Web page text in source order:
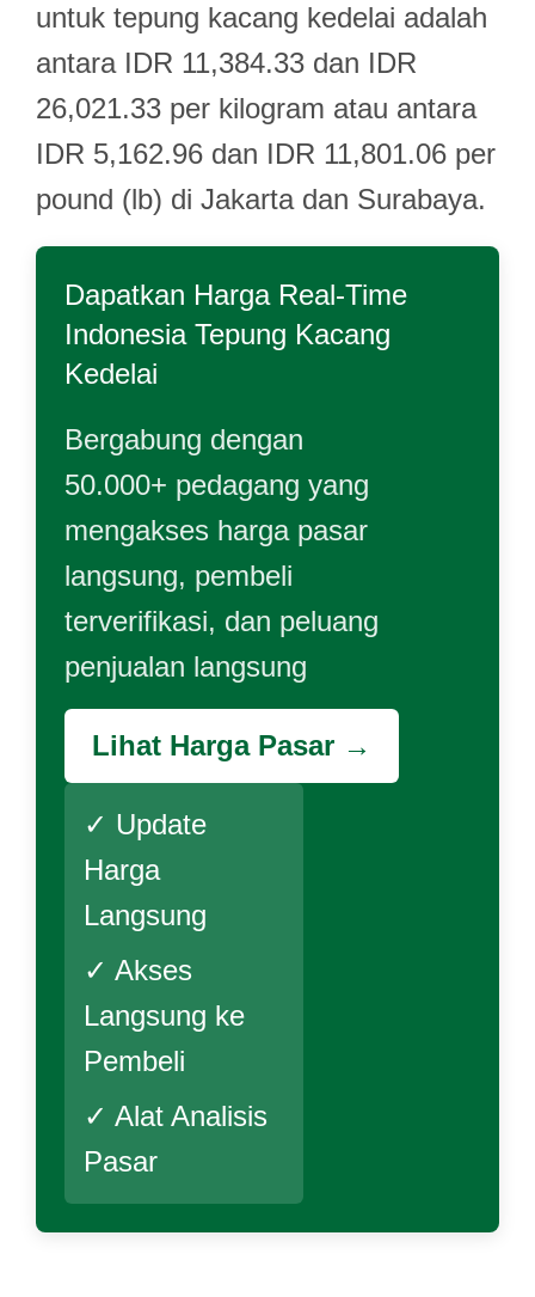
untuk tepung kacang kedelai adalah
antara IDR 11,384.33 dan IDR
26,021.33 per kilogram atau antara
IDR 5,162.96 dan IDR 11,801.06 per
pound (lb) di Jakarta dan Surabaya.
Dapatkan Harga Real-Time
Indonesia Tepung Kacang
Kedelai
Bergabung dengan
50.000+ pedagang yang
mengakses harga pasar
langsung, pembeli
terverifikasi, dan peluang
penjualan langsung
Lihat Harga Pasar →
✓ Update
Harga
Langsung
✓ Akses
Langsung ke
Pembeli
✓ Alat Analisis
Pasar